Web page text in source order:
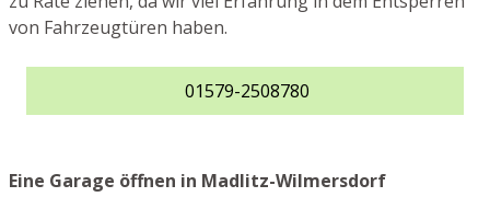
von Fahrzeugtüren haben.
01579-2508780
Eine Garage öffnen in Madlitz-Wilmersdorf